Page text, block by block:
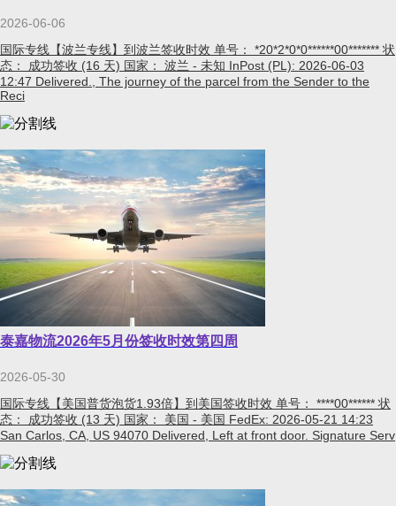
2026-06-06
国际专线【波兰专线】到波兰签收时效 单号： *20*2*0*0******00******* 状
态： 成功签收 (16 天) 国家： 波兰 - 未知 InPost (PL): 2026-06-03
12:47 Delivered., The journey of the parcel from the Sender to the
Reci
泰嘉物流2026年5月份签收时效第四周
2026-05-30
国际专线【美国普货泡货1.93倍】到美国签收时效 单号： ****00****** 状
态： 成功签收 (13 天) 国家： 美国 - 美国 FedEx: 2026-05-21 14:23
San Carlos, CA, US 94070 Delivered, Left at front door. Signature Serv